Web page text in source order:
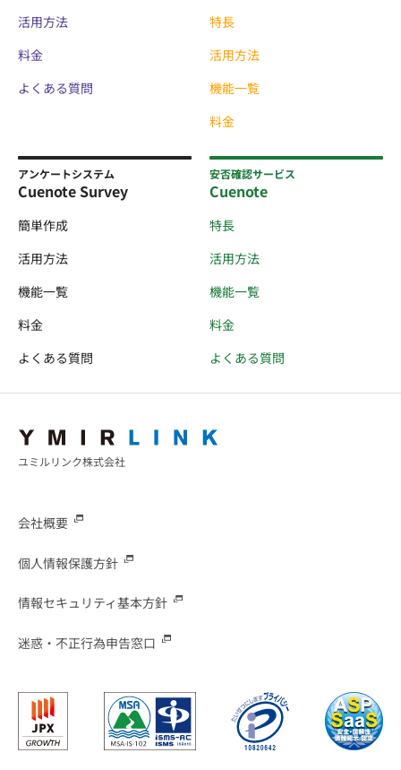
活用方法
料金
よくある質問
特長
活用方法
機能一覧
料金
アンケートシステム
Cuenote Survey
簡単作成
活用方法
機能一覧
料金
よくある質問
安否確認サービス
Cuenote
特長
活用方法
機能一覧
料金
よくある質問
ユミルリンク株式会社
会社概要
個人情報保護方針
情報セキュリティ基本方針
迷惑・不正行為申告窓口